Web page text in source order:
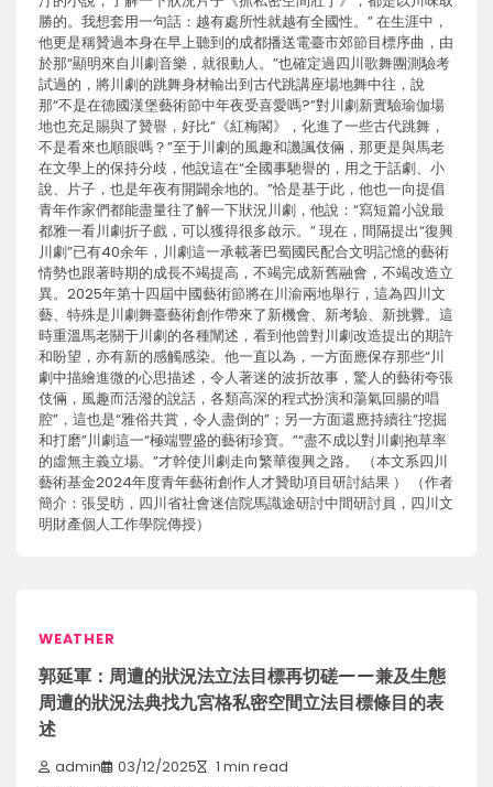
勝的。我想套用一句話：越有處所性就越有全國性。” 在生涯中，
他更是稱贊過本身在早上聽到的成都播送電臺市郊節目標序曲，由
於那“顯明來自川劇音樂，就很動人。”也確定過四川歌舞團測驗考
試過的，將川劇的跳舞身材輸出到古代跳講座場地舞中往，說
那“不是在德國漢堡藝術節中年夜受喜愛嗎?”對川劇新實驗瑜伽場
地也充足賜與了贊譽，好比“《紅梅閣》，化進了一些古代跳舞，
不是看來也順眼嗎？”至于川劇的風趣和譏諷伎倆，那更是與馬老
在文學上的保持分歧，他說這在“全國事馳譽的，用之于話劇、小
說、片子，也是年夜有開闢余地的。”恰是基于此，他也一向提倡
青年作家們都能盡量往了解一下狀況川劇，他說：“寫短篇小說最
都雅一看川劇折子戲，可以獲得很多啟示。” 現在，間隔提出“復興
川劇”已有40余年，川劇這一承載著巴蜀國民配合文明記憶的藝術
情勢也跟著時期的成長不竭提高，不竭完成新舊融會，不竭改造立
異。2025年第十四屆中國藝術節將在川渝兩地舉行，這為四川文
藝、特殊是川劇舞臺藝術創作帶來了新機會、新考驗、新挑釁。這
時重溫馬老關于川劇的各種闡述，看到他曾對川劇改造提出的期許
和盼望，亦有新的感觸感染。他一直以為，一方面應保存那些“川
劇中描繪進微的心思描述，令人著迷的波折故事，驚人的藝術夸張
伎倆，風趣而活潑的說話，各類高深的程式扮演和蕩氣回腸的唱
腔”，這也是“雅俗共賞，令人盡倒的”；另一方面還應持續往“挖掘
和打磨”川劇這一“極端豐盛的藝術珍寶。”“盡不成以對川劇抱草率
的虛無主義立場。”才幹使川劇走向繁華復興之路。 （本文系四川
藝術基金2024年度青年藝術創作人才贊助項目研討結果 ） （作者
簡介：張旻昉，四川省社會迷信院馬識途研討中間研討員，四川文
明財產個人工作學院傳授）
WEATHER
郭延軍：周遭的狀況法立法目標再切磋——兼及生態
周遭的狀況法典找九宮格私密空間立法目標條目的表
述
admin 03/12/2025 1 min read